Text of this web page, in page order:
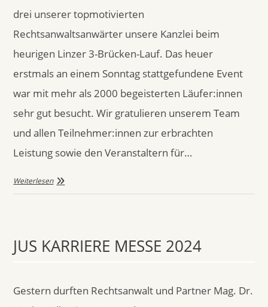
drei unserer topmotivierten
Rechtsanwaltsanwärter unsere Kanzlei beim
heurigen Linzer 3-Brücken-Lauf. Das heuer
erstmals an einem Sonntag stattgefundene Event
war mit mehr als 2000 begeisterten Läufer:innen
sehr gut besucht. Wir gratulieren unserem Team
und allen Teilnehmer:innen zur erbrachten
Leistung sowie den Veranstaltern für…
Weiterlesen
JUS KARRIERE MESSE 2024
Gestern durften Rechtsanwalt und Partner Mag. Dr.